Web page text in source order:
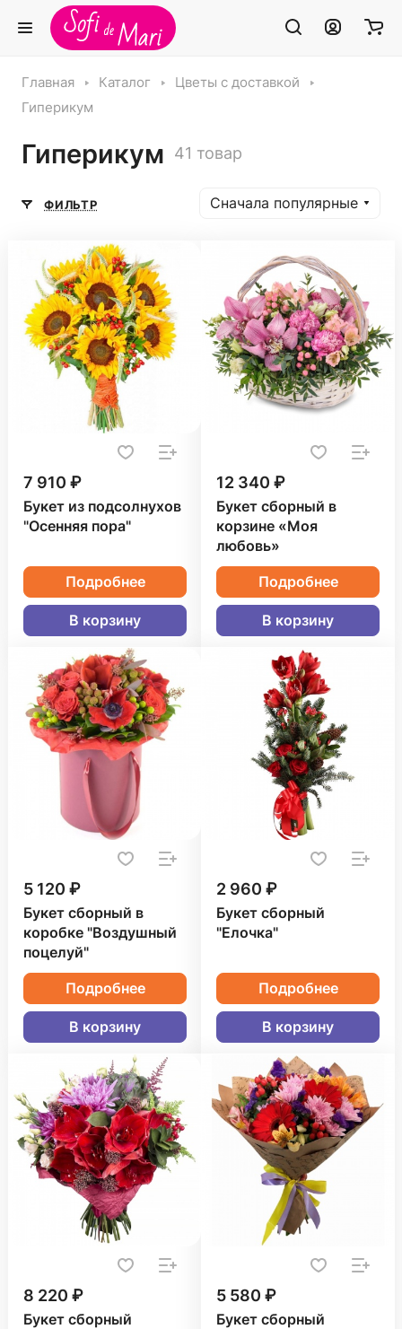
Главная Каталог
Цветы с доставкой
Гиперикум
Гиперикум 41 товар
ФИЛЬТР Сначала популярные
7 910 ₽
Букет из подсолнухов
"Осенняя пора"
Подробнее
В корзину
12 340 ₽
Букет сборный в
корзине «Моя
любовь»
Подробнее
В корзину
5 120 ₽
Букет сборный в
коробке "Воздушный
поцелуй"
Подробнее
В корзину
2 960 ₽
Букет сборный
"Елочка"
Подробнее
В корзину
8 220 ₽
Букет сборный
5 580 ₽
Букет сборный